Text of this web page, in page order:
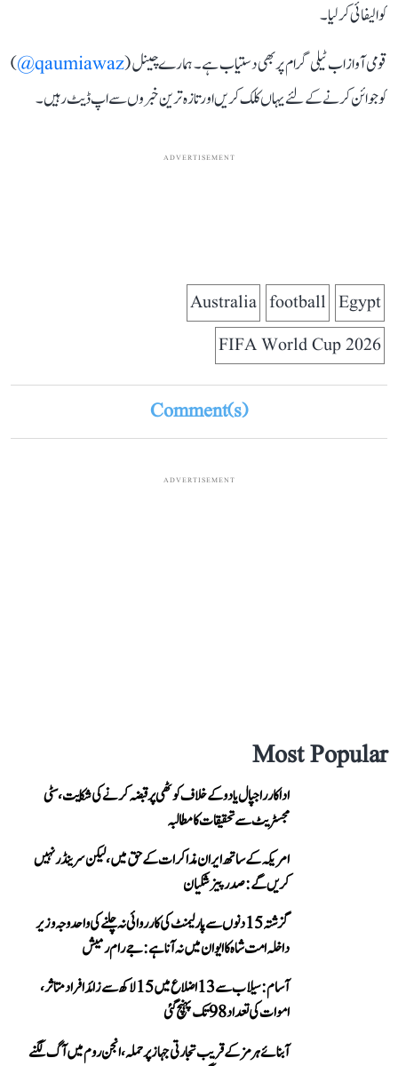
کوالیفائی کر لیا۔
قومی آواز اب ٹیلی گرام پر بھی دستیاب ہے۔ ہمارے چینل (qaumiawaz@
)
کو جوائن کرنے کے لئے یہاں کلک کریں اور تازہ ترین خبروں سے اپ ڈیٹ رہیں۔
ADVERTISEMENT
Egypt
football
Australia
FIFA World Cup 2026
Comment(s)
ADVERTISEMENT
Most Popular
اداکار راجپال یادو کے خلاف کوٹھی پر قبضہ کرنے کی شکایت، سٹی
مجسٹریٹ سے تحقیقات کا مطالبہ
امریکہ کے ساتھ ایران مذاکرات کے حق میں، لیکن سرینڈر نہیں
کریں گے: صدر پیزشکیان
گزشتہ 15 دنوں سے پارلیمنٹ کی کارروائی نہ چلنے کی واحد وجہ وزیر
داخلہ امت شاہ کا ایوان میں نہ آنا ہے: جے رام رمیش
آسام: سیلاب سے 13 اضلاع میں 15 لاکھ سے زائد افراد متاثر،
اموات کی تعداد 98 تک پہنچ گئی
آبنائے ہرمز کے قریب تجارتی جہاز پر حملہ، انجن روم میں آگ لگنے